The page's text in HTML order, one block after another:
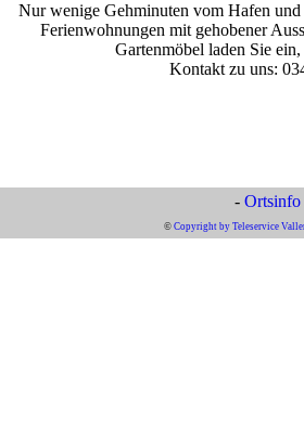
Nur wenige Gehminuten vom Hafen
Ferienwohnungen mit gehobener
Gartenmöbel laden Sie
Kontakt zu uns:
- Ortsinfo
© Copyright by Teleservice